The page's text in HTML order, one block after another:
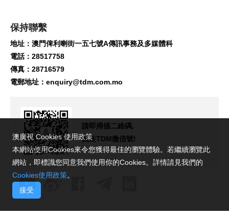
保持聯繫
地址：澳門俾利喇街一五七號A傳訊事務及多媒體科
電話：28517758
傳真：28716579
電郵地址： enquiry@tdm.com.mo
請即掃描二維碼,
關注TDM微信號!
澳廣視 Cookies 使用政策
本網站使用Cookies來令您獲得最佳的瀏覽體驗。若繼續瀏覽此
網站，即標識您同意我們使用你的Cookies。詳情請見我們的
Cookies使用政策。
接受